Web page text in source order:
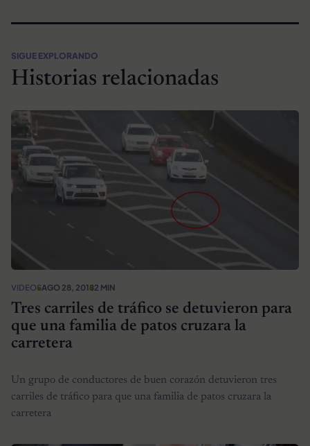
SIGUE EXPLORANDO
Historias relacionadas
VIDEOSAGO 28, 20182 MIN
Tres carriles de tráfico se detuvieron para
que una familia de patos cruzara la
carretera
Un grupo de conductores de buen corazón detuvieron tres
carriles de tráfico para que una familia de patos cruzara la
carretera